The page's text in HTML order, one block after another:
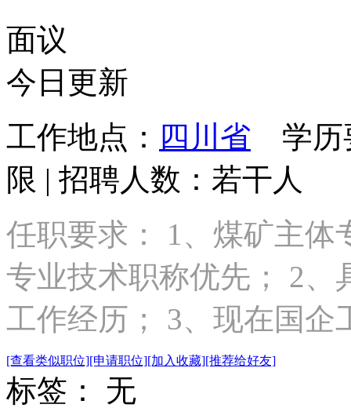
面议
今日更新
工作地点： 四川省 学历
限 | 招聘人数：若干人
任职要求： 1、煤矿主体
专业技术职称优先； 2、
工作经历； 3、现在国企
[查看类似职位][申请职位][加入收藏][推荐给好友]
标签： 无